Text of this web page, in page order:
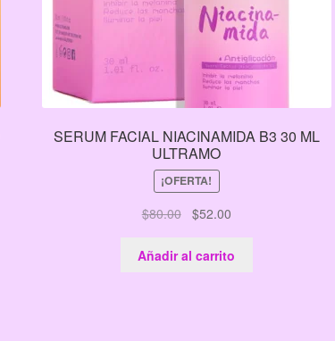
SERUM FACIAL NIACINAMIDA B3 30 ML
ULTRAMO
¡OFERTA!
$80.00
El
original
era:
$52.00
actual
es:
Añadir al carrito